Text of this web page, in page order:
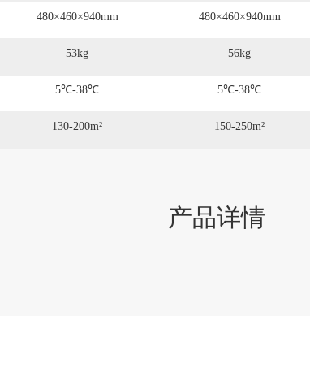
480×460×940mm
53kg
5℃-38℃
130-200m²
480×460×940mm
56kg
5℃-38℃
150-250m²
产品详情